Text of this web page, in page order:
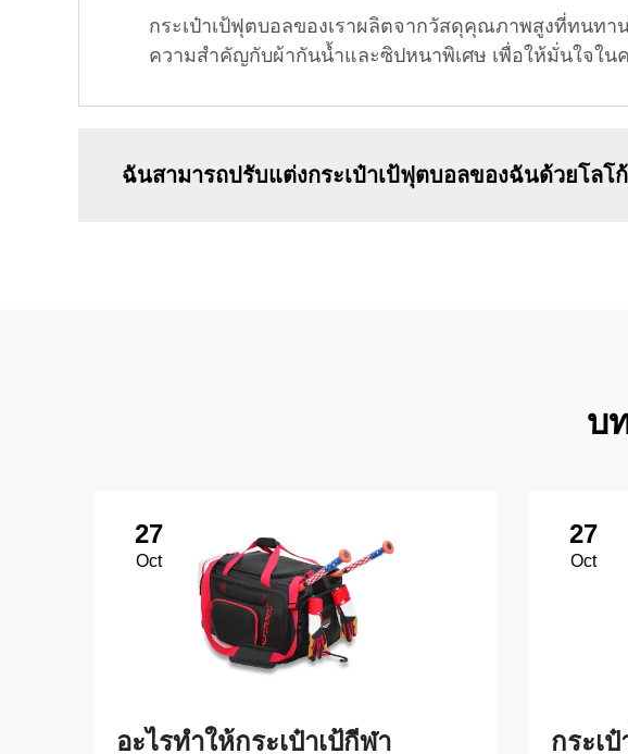
กระเป๋าเป้ฟุตบอลของเราผลิตจากวัสดุคุณภาพสูงที่ทนทา
ความสำคัญกับผ้ากันน้ำและซิปหนาพิเศษ เพื่อให้มั่นใจใ
ฉันสามารถปรับแต่งกระเป๋าเป้ฟุตบอลของฉันด้วยโลโ
บ
27
Oct
อะไรทำให้กระเป๋าเป้กีฬา
27
Oct
กระเ